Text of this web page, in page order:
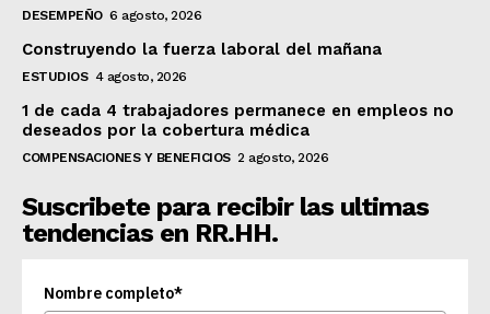
DESEMPEÑO 6 agosto, 2026
Construyendo la fuerza laboral del mañana
ESTUDIOS 4 agosto, 2026
1 de cada 4 trabajadores permanece en empleos no
deseados por la cobertura médica
COMPENSACIONES Y BENEFICIOS 2 agosto, 2026
Suscribete para recibir las ultimas
tendencias en RR.HH.
Nombre completo*